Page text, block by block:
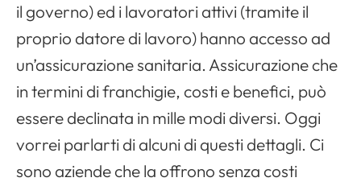
il governo) ed i lavoratori attivi (tramite il
proprio datore di lavoro) hanno accesso ad
un’assicurazione sanitaria. Assicurazione che
in termini di franchigie, costi e benefici, può
essere declinata in mille modi diversi. Oggi
vorrei parlarti di alcuni di questi dettagli. Ci
sono aziende che la offrono senza costi